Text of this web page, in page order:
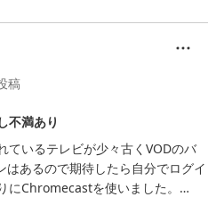
ったし大満足でした。
稿
不満あり
ているテレビが少々古くVODのバ
はあるので期待したら自分でログイ
にChromecastを使いました。